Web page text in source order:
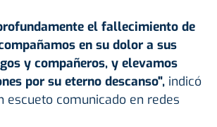
el fallecimiento de
en su dolor a sus
y compañeros, y elevamos
por su eterno descanso", indicó
escueto comunicado en redes